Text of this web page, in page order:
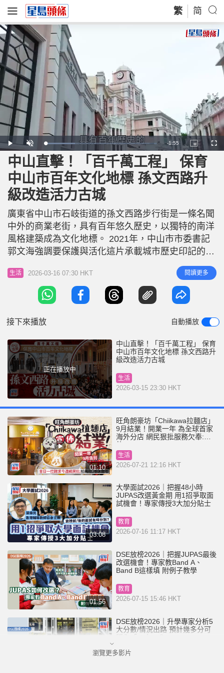
繁 简
P
l
a
y
U
n
t
L
o
a
d
e
d
:
2
6
.
8
8
R
m
n
n
-1:55
P
i
c
e
i
c
t
r
e
F
u
中山直擊！「百千萬工程」 保育
中山市百年文化地標 孫文西路升
級改造活力古城
廣東省中山市石岐街道的孫文西路步行街是一條名聞
中外的商業老街，具有百年悠久歷史，以獨特的南洋
風格建築成為文化地標。 2021年，中山市市委書記
郭文海強調要保護與活化這片承載城市歷史印記的寶
地，修繕以繡花功夫「修舊如舊，修舊如初」為理
念，將其打造成活力古城。修復不止於形，為了強筋
建骨，工程精益求精，結合「百千萬工程」去搶救保
育這條老街，非常大手筆，務求能在傳承中創新。經
生活 2026-03-16 07:30 HKT 閱讀更多
接下來播放 自動播放
正在播放中
中山直擊！「百千萬工程」 保育
中山市百年文化地標 孫文西路升
級改造活力古城
生活
2026-03-15 23:30 HKT
01:10
旺角朗豪坊「Chiikawa拉麵店」
9月結業！開業一年 為全球首家
海外分店 網民狠批服務欠奉:抵
執
生活
2026-07-21 12:16 HKT
03:08
大學面試2026｜把握48小時
JUPAS改選黃金期 用1招爭取面
試機會！專家傳授3大加分貼士
教育
2026-07-16 11:17 HKT
01:56
DSE放榜2026｜把握JUPAS最後
改選機會！專家教Band A、
Band B這樣填 附例子教學
教育
2026-07-15 15:46 HKT
DSE放榜2026｜升學專家分析5
大分數/情況出路 預計幾多分可
穩入「八大」？
教育
瀏覽更多影片